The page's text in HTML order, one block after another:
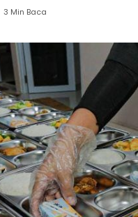
3 Min Baca